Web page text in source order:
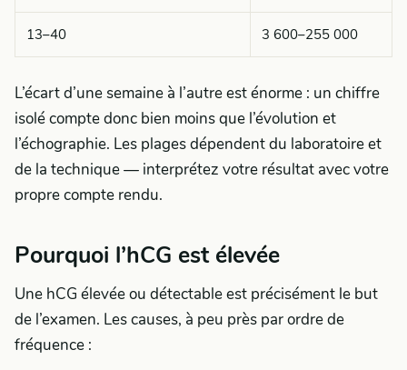
13–40 3 600–255 000
L’écart d’une semaine à l’autre est énorme : un chiffre
isolé compte donc bien moins que l’évolution et
l’échographie. Les plages dépendent du laboratoire et
de la technique — interprétez votre résultat avec votre
propre compte rendu.
Pourquoi l’hCG est élevée
Une hCG élevée ou détectable est précisément le but
de l’examen. Les causes, à peu près par ordre de
fréquence :